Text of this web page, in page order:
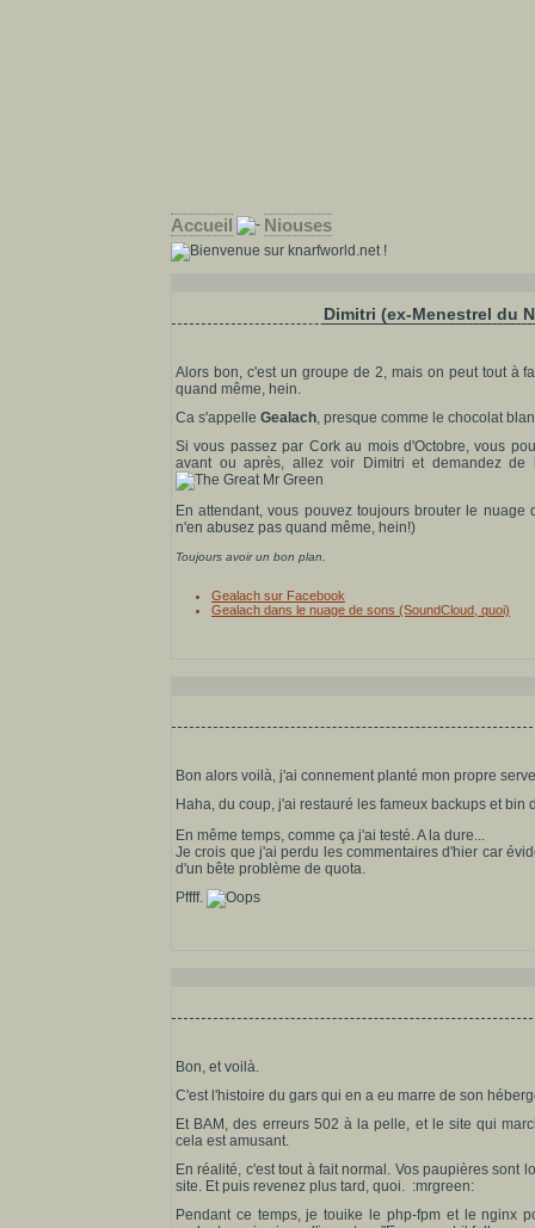
Accueil Niouses
Dimitri (ex-Menestrel du
Alors bon, c'est un groupe de 2, mais on peut tout à
quand même, hein.
Ca s'appelle Gealach, presque comme le chocolat
Si vous passez par Cork au mois d'Octobre, vous
avant ou après, allez voir Dimitri et demandez
En attendant, vous pouvez toujours brouter le
n'en abusez pas quand même, hein!)
Toujours avoir un bon plan.
Gealach sur Facebook
Gealach dans le nuage de sons (SoundCloud, quoi)
Bon alors voilà, j'ai connement planté mon propre
Haha, du coup, j'ai restauré les fameux backups et bin
En même temps, comme ça j'ai testé. A la dure...
Je crois que j'ai perdu les commentaires d'hier car
d'un bête problème de quota.
Pffff.
Bon, et voilà.
C'est l'histoire du gars qui en a eu marre de son
Et BAM, des erreurs 502 à la pelle, et le site qui
cela est amusant.
En réalité, c'est tout à fait normal. Vos paupières sont
site. Et puis revenez plus tard, quoi. :mrgreen:
Pendant ce temps, je touike le php-fpm et le nginx